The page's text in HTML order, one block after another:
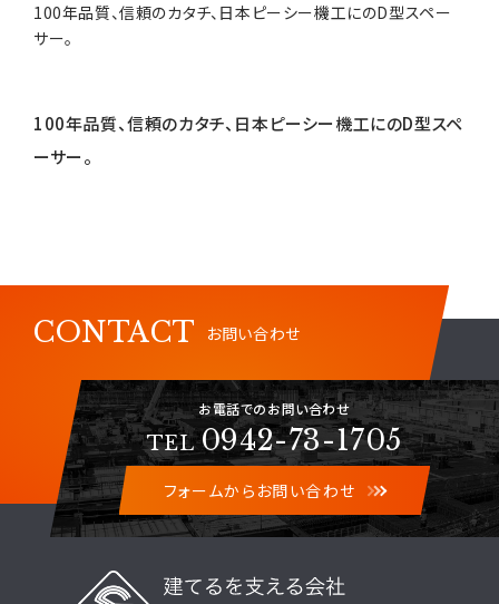
100年品質、信頼のカタチ、日本ピーシー機工にのD型スペー
サー。
100年品質、信頼のカタチ、日本ピーシー機工にのD型スペ
ーサー。
CONTACT お問い合わせ
お電話でのお問い合わせ
TEL 0942-73-1705
フォームからお問い合わせ